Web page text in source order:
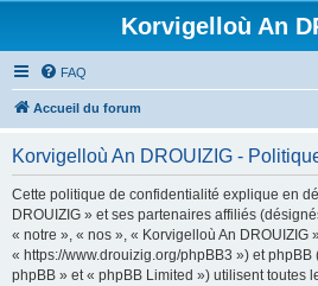
Korvigelloù An
FAQ
Accueil du forum
Korvigelloù An DROUIZIG -
Cette politique de confidentialité explique en
DROUIZIG » et ses partenaires affiliés
« notre », « nos », « Korvigelloù An DROUIZIG
« https://www.drouizig.org/phpBB3 ») et
phpBB » et « phpBB Limited ») utilisent toutes